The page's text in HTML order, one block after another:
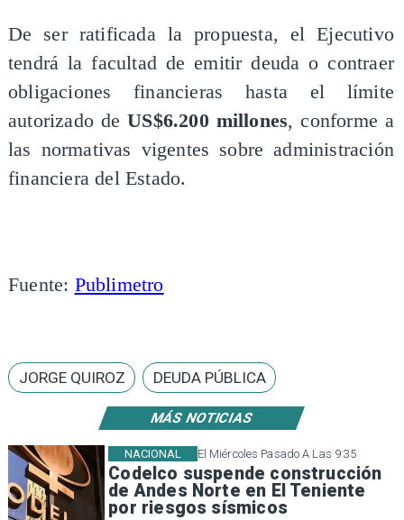
MÁS NOTICIAS
El Miércoles Pasado A Las 9:35
Codelco suspende construcción
de Andes Norte en El Teniente
por riesgos sísmicos
NACIONAL
De ser ratificada la propuesta, el Ejecutivo
tendrá la facultad de emitir deuda o contraer
obligaciones financieras hasta el límite
autorizado deUS$6.200 millones, conforme a
las normativas vigentes sobre administración
financiera del Estado.
Fuente: Publimetro
JORGE QUIROZ DEUDA PÚBLICA